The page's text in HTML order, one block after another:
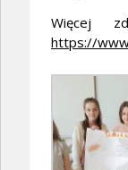
Więcej
https://